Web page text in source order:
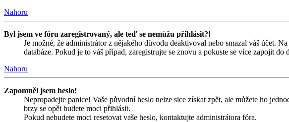
Nahoru
Byl jsem ve fóru zaregistrovaný, ale teď se nemůžu přihlásit?!
Je možné, že administrátor z nějakého důvodu deaktivoval nebo smazal váš účet.
databáze. Pokud je to váš případ, zaregistrujte se znovu a pokuste se více zapojit do
Nahoru
Zapomněl jsem heslo!
Nepropadejte panice! Vaše původní heslo nelze sice získat zpět, ale můžete ho
brzy se opět budete moci přihlásit.
Pokud nebudete moci resetovat vaše heslo, kontaktujte administrátora fóra.